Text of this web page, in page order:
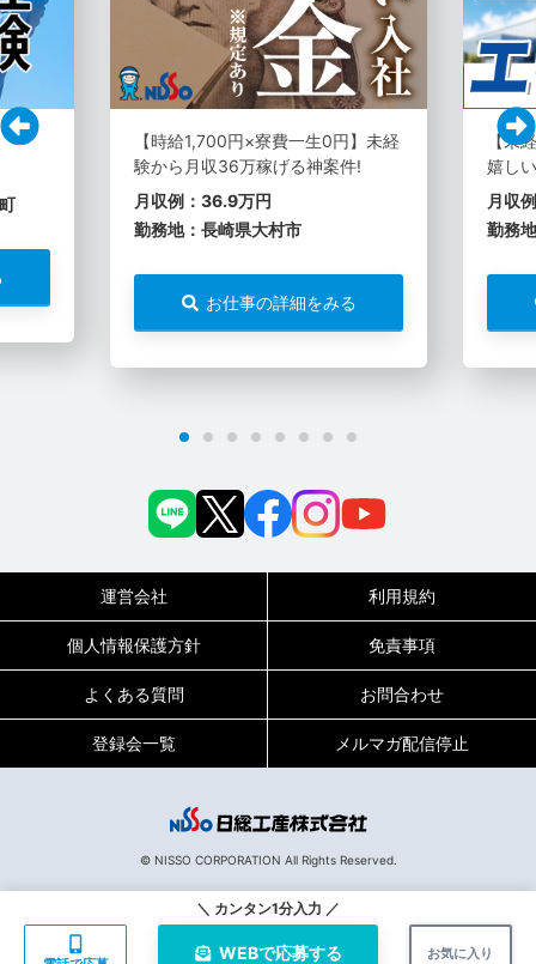
0120-717-450
平日9:00～19:00（土日祝は18:00まで）
137001
＼ カンタン1分入力 ／
WEBで応募する お気に入り
【時給1,700円×寮費一生0円】未経
験から月収36万稼げる神案件!
月収例：36.9万円
勤務地：長崎県大村市
お仕事の詳細をみる
【未
嬉し
月収
勤務
運営会社 利用規約
個人情報保護方針 免責事項
よくある質問 お問合わせ
登録会一覧 メルマガ配信停止
© NISSO CORPORATION All Rights Reserved.